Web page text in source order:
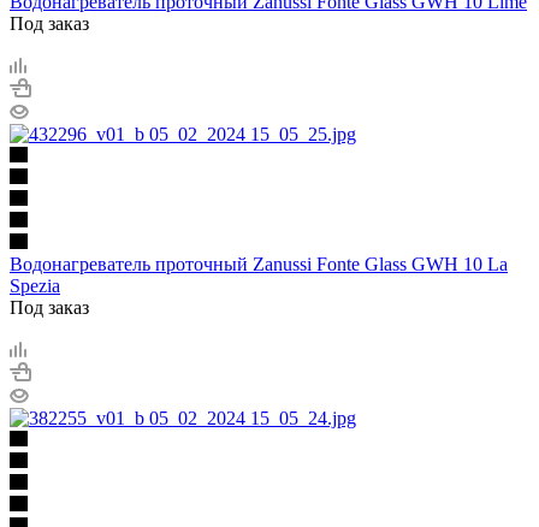
Под заказ
Водонагреватель проточный Zanussi Fonte Glass GWH 10 La
Spezia
Под заказ